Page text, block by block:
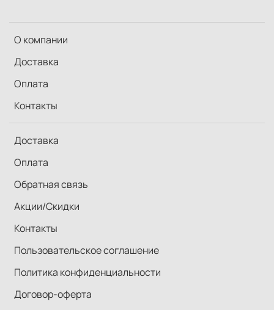
О компании
Доставка
Оплата
Контакты
Доставка
Оплата
Обратная связь
Акции/Скидки
Контакты
Пользовательское соглашение
Политика конфиденциальности
Договор-оферта